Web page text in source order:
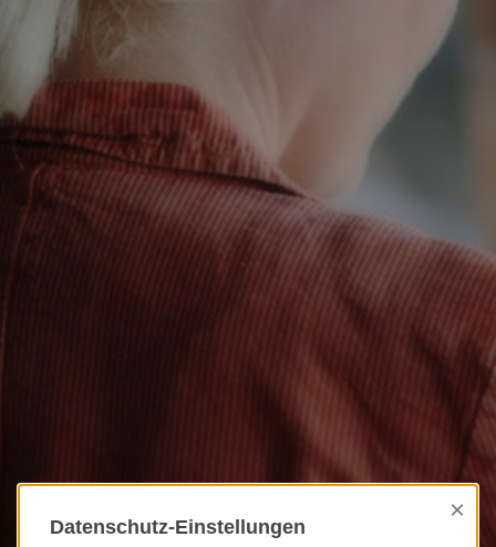
Datenschutz-Einstellungen
×